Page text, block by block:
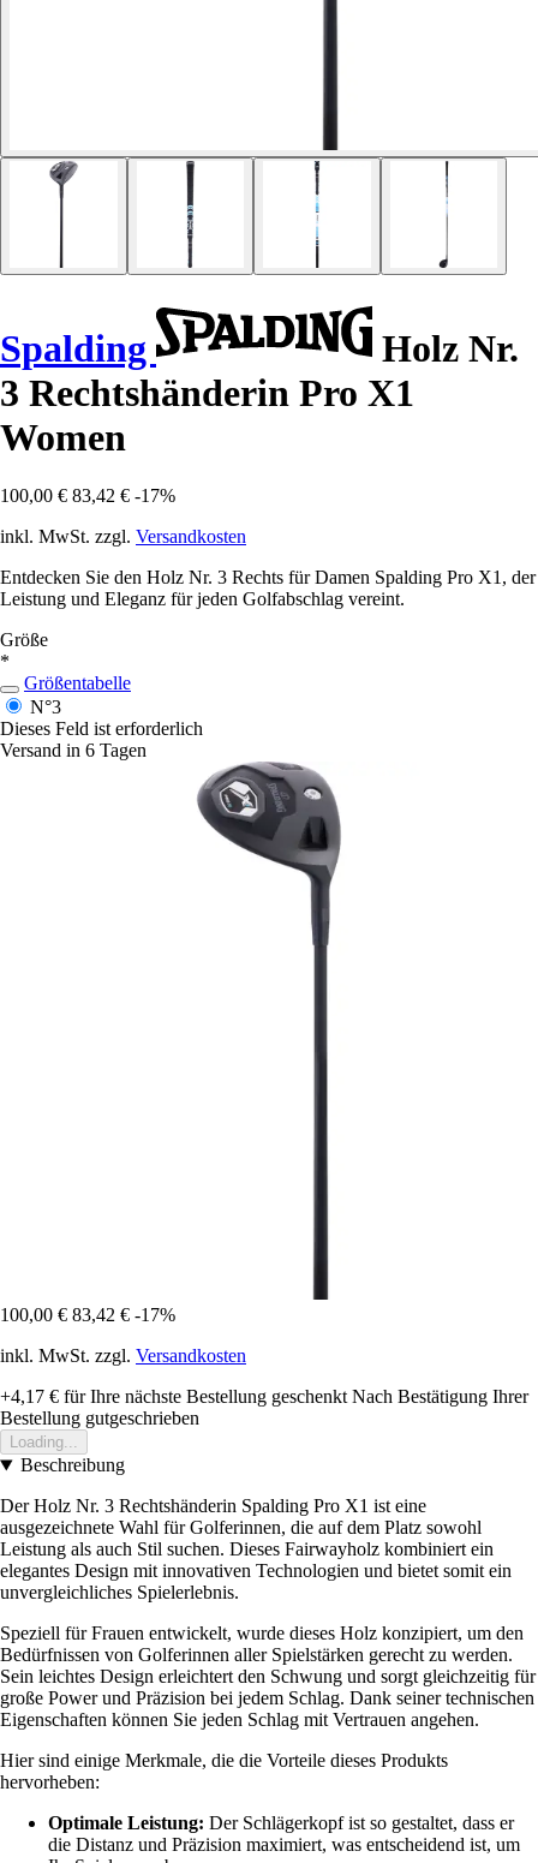
Spalding
Holz Nr.
3 Rechtshänderin Pro X1
Women
100,00 € 83,42 € -17%
inkl. MwSt. zzgl. Versandkosten
Entdecken Sie den Holz Nr. 3 Rechts für Damen Spalding Pro X1, der
Leistung und Eleganz für jeden Golfabschlag vereint.
Größe
*
Größentabelle
N°3
Dieses Feld ist erforderlich
Versand in 6 Tagen
100,00 € 83,42 € -17%
inkl. MwSt. zzgl. Versandkosten
+4,17 € für Ihre nächste Bestellung geschenkt Nach Bestätigung Ihrer
Bestellung gutgeschrieben
Loading...
Beschreibung
Der Holz Nr. 3 Rechtshänderin Spalding Pro X1 ist eine
ausgezeichnete Wahl für Golferinnen, die auf dem Platz sowohl
Leistung als auch Stil suchen. Dieses Fairwayholz kombiniert ein
elegantes Design mit innovativen Technologien und bietet somit ein
unvergleichliches Spielerlebnis.
Speziell für Frauen entwickelt, wurde dieses Holz konzipiert, um den
Bedürfnissen von Golferinnen aller Spielstärken gerecht zu werden.
Sein leichtes Design erleichtert den Schwung und sorgt gleichzeitig für
große Power und Präzision bei jedem Schlag. Dank seiner technischen
Eigenschaften können Sie jeden Schlag mit Vertrauen angehen.
Hier sind einige Merkmale, die die Vorteile dieses Produkts
hervorheben:
Optimale Leistung: Der Schlägerkopf ist so gestaltet, dass er
die Distanz und Präzision maximiert, was entscheidend ist, um